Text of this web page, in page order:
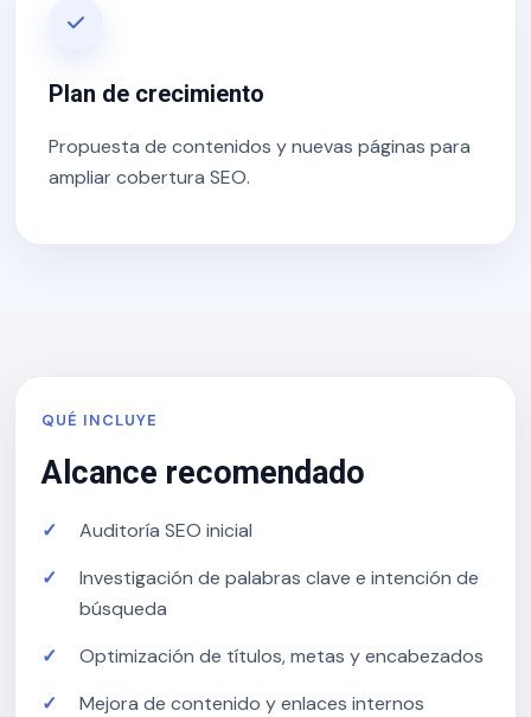
Plan de crecimiento
Propuesta de contenidos y nuevas páginas para
ampliar cobertura SEO.
QUÉ INCLUYE
Alcance recomendado
Auditoría SEO inicial
Investigación de palabras clave e intención de
búsqueda
Optimización de títulos, metas y encabezados
Mejora de contenido y enlaces internos